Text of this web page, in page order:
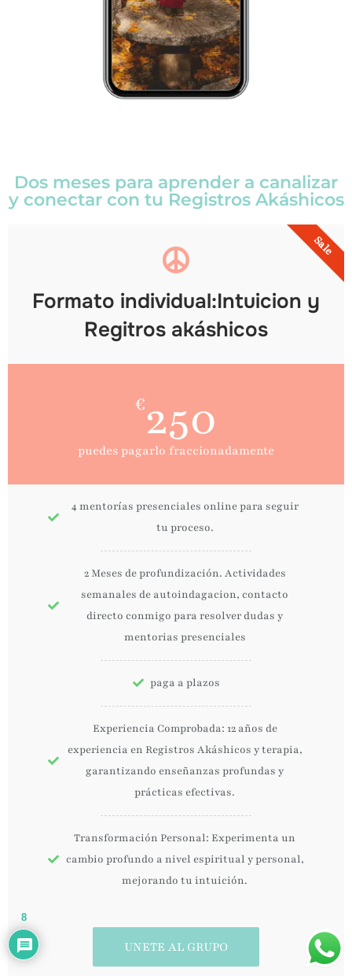
Dos meses para aprender a canalizar
y conectar con tu Registros Akáshicos
Formato individual:Intuicion y
Regitros akáshicos
€250
puedes pagarlo fraccionadamente
4 mentorías presenciales online para seguir
tu proceso.
2 Meses de profundización. Actividades
semanales de autoindagacion, contacto
directo conmigo para resolver dudas y
mentorias presenciales
paga a plazos
Experiencia Comprobada: 12 años de
experiencia en Registros Akáshicos y terapia,
garantizando enseñanzas profundas y
prácticas efectivas.
Transformación Personal: Experimenta un
cambio profundo a nivel espiritual y personal,
mejorando tu intuición.
UNETE AL GRUPO
Sale
8